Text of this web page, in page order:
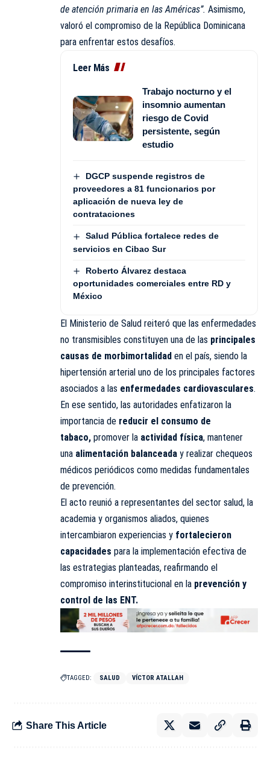
de atención primaria en las Américas”. Asimismo,
valoró el compromiso de la República Dominicana
para enfrentar estos desafíos.
Leer Más
Trabajo nocturno y el
insomnio aumentan
riesgo de Covid
persistente, según
estudio
DGCP suspende registros de
proveedores a 81 funcionarios por
aplicación de nueva ley de
contrataciones
Salud Pública fortalece redes de
servicios en Cibao Sur
Roberto Álvarez destaca
oportunidades comerciales entre RD y
México
El Ministerio de Salud reiteró que las enfermedades
no transmisibles constituyen una de las principales
causas de morbimortalidad en el país, siendo la
hipertensión arterial uno de los principales factores
asociados a las enfermedades cardiovasculares.
En ese sentido, las autoridades enfatizaron la
importancia de reducir el consumo de
tabaco, promover la actividad física, mantener
una alimentación balanceada y realizar chequeos
médicos periódicos como medidas fundamentales
de prevención.
El acto reunió a representantes del sector salud, la
academia y organismos aliados, quienes
intercambiaron experiencias y fortalecieron
capacidades para la implementación efectiva de
las estrategias planteadas, reafirmando el
compromiso interinstitucional en la prevención y
control de las ENT.
TAGGED: SALUD VÍCTOR ATALLAH
Share This Article